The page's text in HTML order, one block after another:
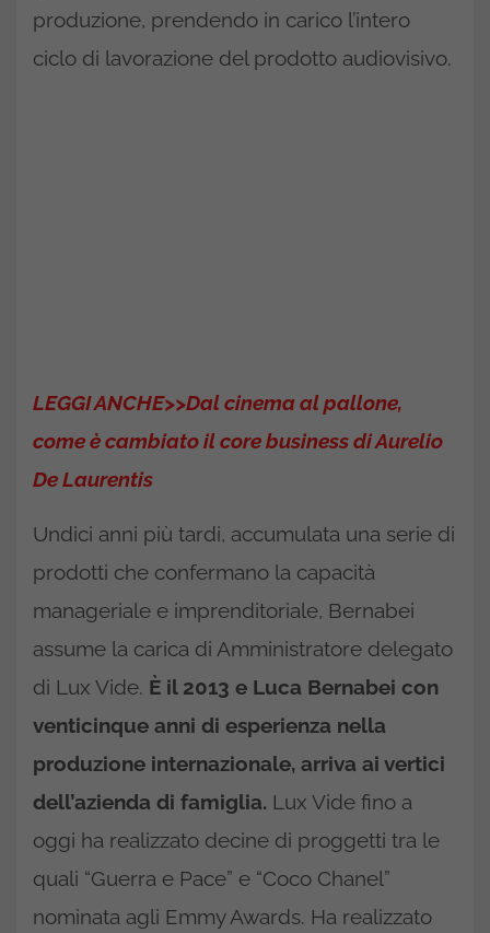
produzione, prendendo in carico l’intero
ciclo di lavorazione del prodotto audiovisivo.
LEGGI ANCHE>>Dal cinema al pallone,
come è cambiato il core business di Aurelio
De Laurentis
Undici anni più tardi, accumulata una serie di
prodotti che confermano la capacità
manageriale e imprenditoriale, Bernabei
assume la carica di Amministratore delegato
di Lux Vide. È il 2013 e Luca Bernabei con
venticinque anni di esperienza nella
produzione internazionale, arriva ai vertici
dell’azienda di famiglia. Lux Vide fino a
oggi ha realizzato decine di proggetti tra le
quali “Guerra e Pace” e “Coco Chanel”
nominata agli Emmy Awards. Ha realizzato